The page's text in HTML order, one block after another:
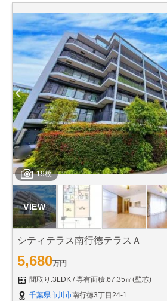
19枚
シティテラス南行徳テラスＡ
5,680万円
間取り:3LDK
専有面積:67.35㎡(壁芯)
千葉県市川市南行徳3丁目24-1